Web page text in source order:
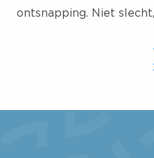
ontsnapping. Niet